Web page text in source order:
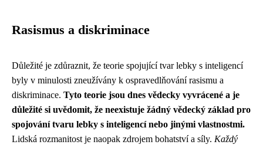
Rasismus a diskriminace
Důležité je zdůraznit, že teorie spojující tvar lebky s inteligencí
byly v minulosti zneužívány k ospravedlňování rasismu a
diskriminace. Tyto teorie jsou dnes vědecky vyvrácené a je
důležité si uvědomit, že neexistuje žádný vědecký základ pro
spojování tvaru lebky s inteligencí nebo jinými vlastnostmi.
Lidská rozmanitost je naopak zdrojem bohatství a síly. Každý